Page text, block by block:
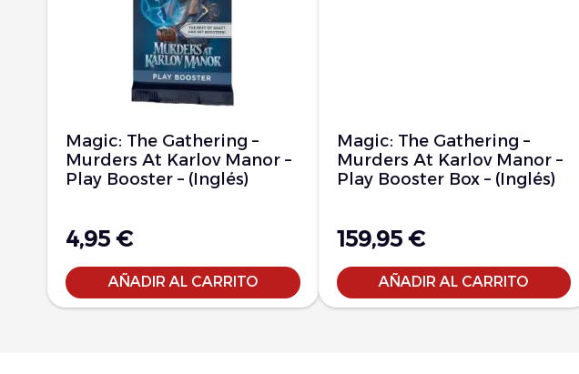
Magic: The Gathering –
Murders At Karlov Manor –
Play Booster – (Inglés)
4,95 €
AÑADIR AL CARRITO
Magic: The Gathering –
Murders At Karlov Manor –
Play Booster Box – (Inglés)
159,95 €
AÑADIR AL CARRITO